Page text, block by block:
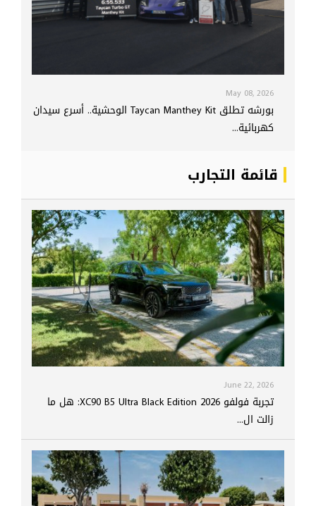
May 08, 2026
بورشه تطلق Taycan Manthey Kit الوحشية.. أسرع سيدان
كهربائية...
قائمة التجارب
June 22, 2026
تجربة فولفو XC90 B5 Ultra Black Edition 2026: هل ما
زالت ال...